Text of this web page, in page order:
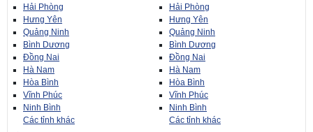
Hải Phòng
Hưng Yên
Quảng Ninh
Bình Dương
Đồng Nai
Hà Nam
Hòa Bình
Vĩnh Phúc
Ninh Bình
Các tỉnh khác
Hải Phòng
Hưng Yên
Quảng Ninh
Bình Dương
Đồng Nai
Hà Nam
Hòa Bình
Vĩnh Phúc
Ninh Bình
Các tỉnh khác